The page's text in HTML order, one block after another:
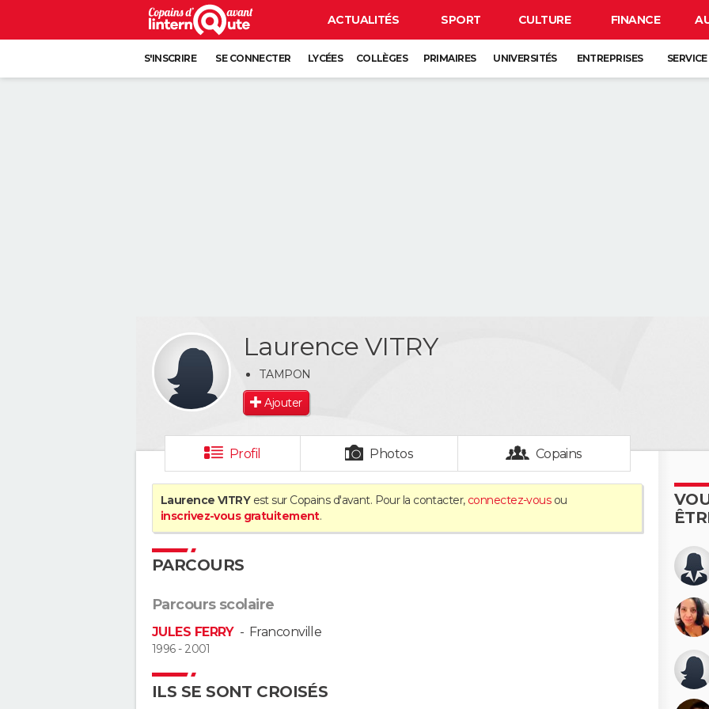
ACTUALITÉS SPORT CULTURE FINANCE
S'INSCRIRE SE CONNECTER LYCÉES COLLÈGES PRIMAIRES UNIVERSITÉS ENTREPRISES
Laurence VITRY
TAMPON
Ajouter
Profil Photos Copains
Laurence VITRYest sur Copains d'avant. Pour la contacter, connectez-vousou
inscrivez-vous gratuitement.
PARCOURS
Parcours scolaire
JULES FERRY- Franconville
1996 - 2001
ILS SE SONT CROISÉS